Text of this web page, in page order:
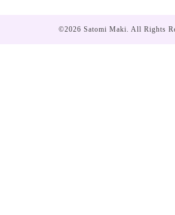
©2026 Satomi Maki . All Rights